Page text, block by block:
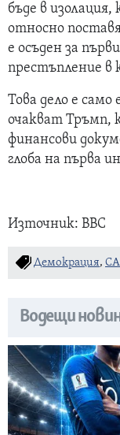
бъде в
относно
е осъден за
престъпление в
Това дело е
очакват Тръмп,
финансови
глоба на първа
Източник: BBC
Демокрация,
Водещи